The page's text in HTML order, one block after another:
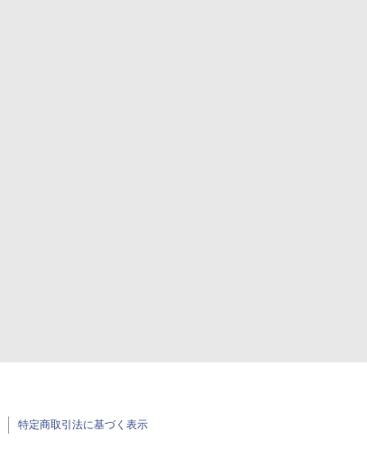
特定商取引法に基づく表示